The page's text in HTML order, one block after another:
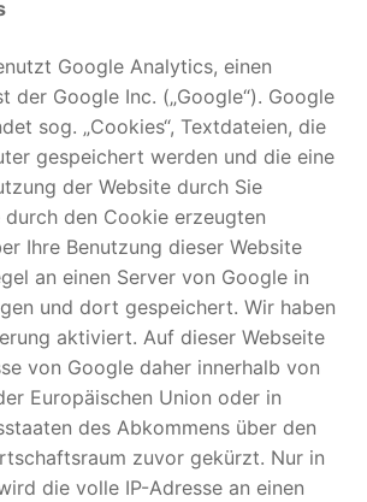
Google Analytics, einen
der Google Inc. („Google“). Google
sog. „Cookies“, Textdateien, die
gespeichert werden und die eine
der Website durch Sie
durch den Cookie erzeugten
Ihre Benutzung dieser Website
an einen Server von Google in
und dort gespeichert. Wir haben
aktiviert. Auf dieser Webseite
von Google daher innerhalb von
Europäischen Union oder in
des Abkommens über den
zuvor gekürzt. Nur in
die volle IP-Adresse an einen